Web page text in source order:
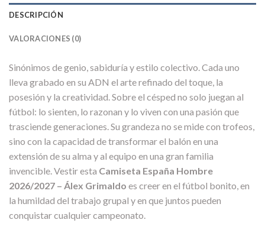
DESCRIPCIÓN
VALORACIONES (0)
Sinónimos de genio, sabiduría y estilo colectivo. Cada uno
lleva grabado en su ADN el arte refinado del toque, la
posesión y la creatividad. Sobre el césped no solo juegan al
fútbol: lo sienten, lo razonan y lo viven con una pasión que
trasciende generaciones. Su grandeza no se mide con trofeos,
sino con la capacidad de transformar el balón en una
extensión de su alma y al equipo en una gran familia
invencible. Vestir esta Camiseta España Hombre
2026/2027 – Álex Grimaldo es creer en el fútbol bonito, en
la humildad del trabajo grupal y en que juntos pueden
conquistar cualquier campeonato.